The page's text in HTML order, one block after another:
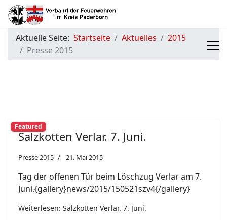
Aktuelle Seite: Startseite Aktuelles
2015
Presse 2015
Featured
Salzkotten Verlar. 7. Juni.
Presse 2015 21. Mai 2015
Tag der offenen Tür beim Löschzug Verlar am 7.
Juni.{gallery}news/2015/150521szv4{/gallery}
Weiterlesen: Salzkotten Verlar. 7. Juni.